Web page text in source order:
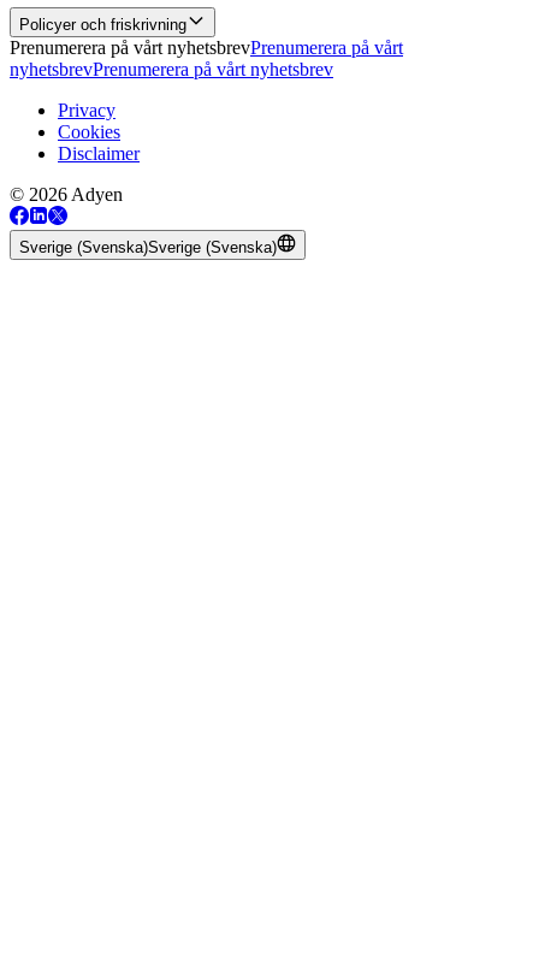
Policyer och friskrivning
Prenumerera på vårt nyhetsbrevPrenumerera på vårt
nyhetsbrevPrenumerera på vårt nyhetsbrev
Privacy
Cookies
Disclaimer
© 2026 Adyen
Sverige (Svenska)Sverige (Svenska)